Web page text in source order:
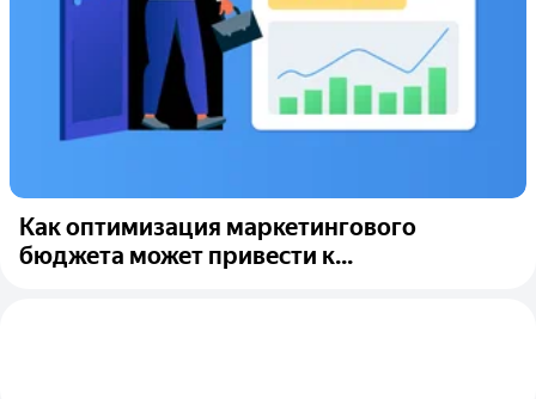
Как оптимизация маркетингового
бюджета может привести к...